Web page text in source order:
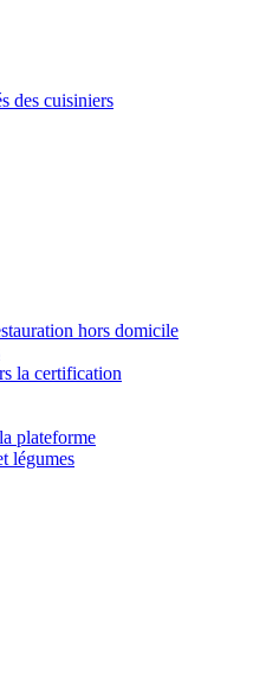
des cuisiniers
hors domicile
la certification
plateforme
légumes